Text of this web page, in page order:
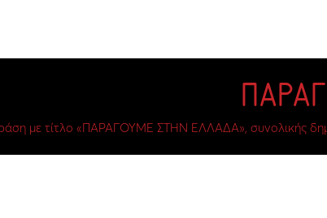
με τίτλο «ΠΑΡΑΓΟΥΜΕ ΣΤΗΝ ΕΛΛΑΔΑ», συνολικής